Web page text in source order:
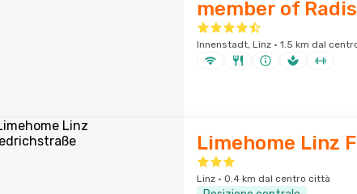
member of
Innenstadt, Linz · 1.5 km dal
Limehome Linz
Linz · 0.4 km dal centro città